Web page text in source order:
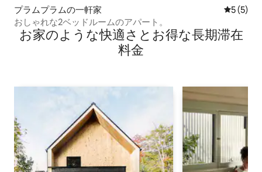
プラムプラムの一軒家 レビュー
5 (5)
おしゃれな2ベッドルームのアパート。
お家のような快⁠適⁠さ⁠とお⁠得⁠な長⁠期⁠滞⁠在
料⁠金